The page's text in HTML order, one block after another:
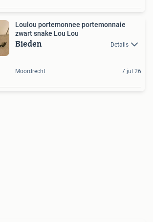
Loulou portemonnee portemonnaie
zwart snake Lou Lou
Bieden Details
Moordrecht 7 jul 26